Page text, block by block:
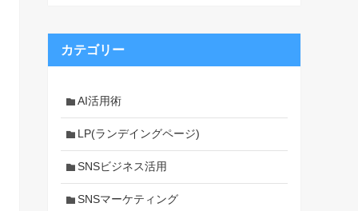
カテゴリー
AI活用術
LP(ランデイングページ)
SNSビジネス活用
SNSマーケティング